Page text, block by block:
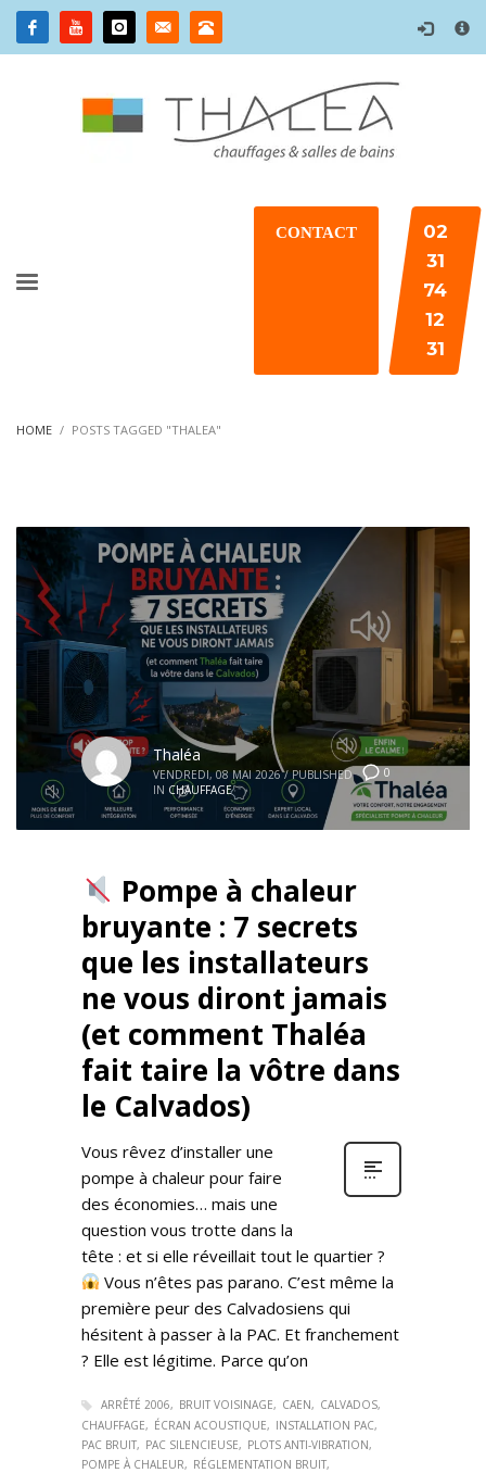
×
CONTACT
02
31
74
12
31
HOME POSTS TAGGED "THALEA"
0
Thaléa
VENDREDI, 08 MAI 2026 / PUBLISHED
IN CHAUFFAGE
Pompe à chaleur
bruyante : 7 secrets
que les installateurs
ne vous diront jamais
(et comment Thaléa
fait taire la vôtre dans
le Calvados)
Vous rêvez d’installer une
pompe à chaleur pour faire
des économies… mais une
question vous trotte dans la
tête : et si elle réveillait tout le quartier ?
Vous n’êtes pas parano. C’est même la
première peur des Calvadosiens qui
hésitent à passer à la PAC. Et franchement
? Elle est légitime. Parce qu’on
ARRÊTÉ 2006 BRUIT VOISINAGE CAEN
CALVADOS
CHAUFFAGE
ÉCRAN ACOUSTIQUE
INSTALLATION PAC
PAC BRUIT
PAC SILENCIEUSE
PLOTS ANTI-VIBRATION
POMPE À CHALEUR
RÉGLEMENTATION BRUIT